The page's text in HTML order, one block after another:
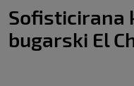
Sofisticirana
bugarski El